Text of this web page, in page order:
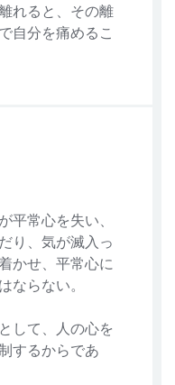
れると、その離
自分を痛めるこ
平常心を失い、
り、気が滅入っ
かせ、平常心に
ならない。
して、人の心を
するからであ